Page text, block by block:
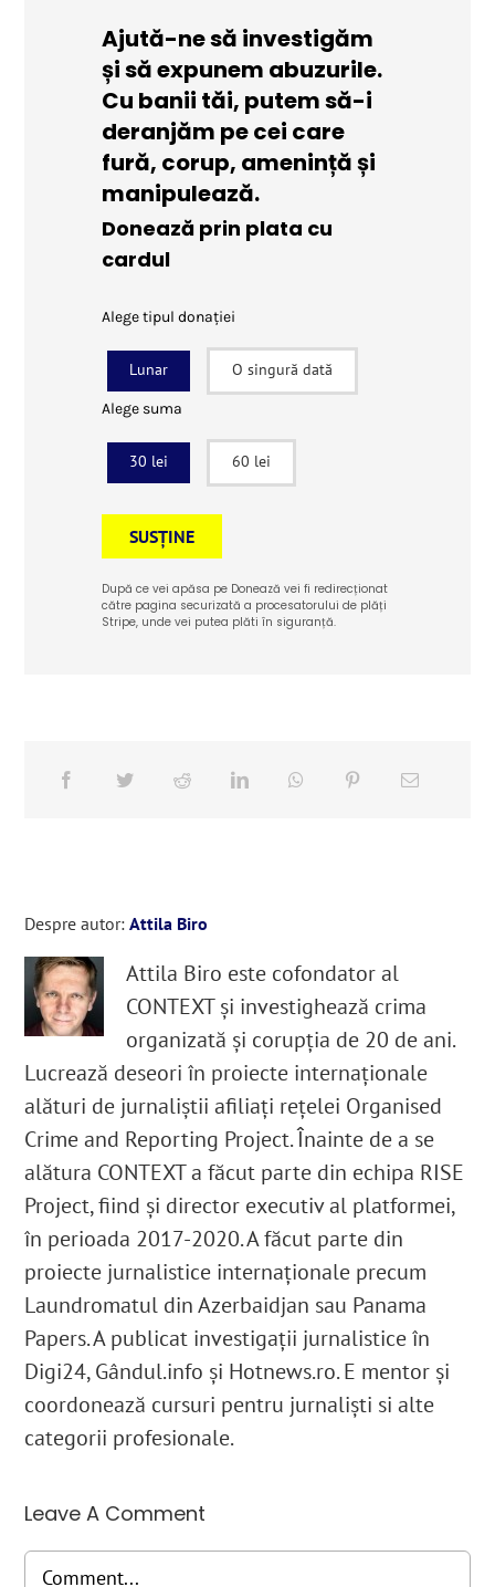
Ajută-ne să investigăm
și să expunem abuzurile.
Cu banii tăi, putem să-i
deranjăm pe cei care
fură, corup, amenință și
manipulează.
Donează prin plata cu
cardul
Alege tipul donației
Lunar O singură dată
Alege suma
30 lei 60 lei
SUSȚINE
După ce vei apăsa pe Donează vei fi redirecționat
către pagina securizată a procesatorului de plăți
Stripe, unde vei putea plăti în siguranță.
Despre autor:Attila Biro
Attila Biro este cofondator al
CONTEXT și investighează crima
organizată și corupția de 20 de ani.
Lucrează deseori în proiecte internaționale
alături de jurnaliștii afiliați rețelei Organised
Crime and Reporting Project. Înainte de a se
alătura CONTEXT a făcut parte din echipa RISE
Project, fiind și director executiv al platformei,
în perioada 2017-2020. A făcut parte din
proiecte jurnalistice internaționale precum
Laundromatul din Azerbaidjan sau Panama
Papers. A publicat investigații jurnalistice în
Digi24, Gândul.info și Hotnews.ro. E mentor și
coordonează cursuri pentru jurnaliști si alte
categorii profesionale.
Leave A Comment
Comment